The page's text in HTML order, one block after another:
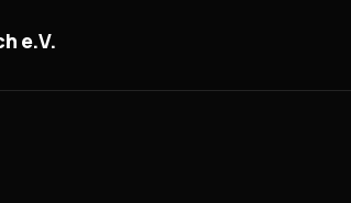
e.V.